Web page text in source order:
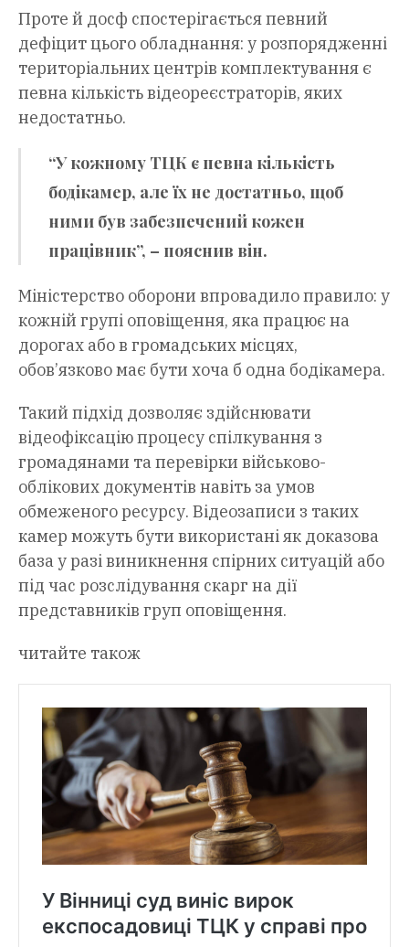
Проте й досф спостерігається певний
дефіцит цього обладнання: у розпорядженні
територіальних центрів комплектування є
певна кількість відеореєстраторів, яких
недостатньо.
“У кожному ТЦК є певна кількість
бодікамер, але їх не достатньо, щоб
ними був забезпечений кожен
працівник”, – пояснив він.
Міністерство оборони впровадило правило: у
кожній групі оповіщення, яка працює на
дорогах або в громадських місцях,
обов’язково має бути хоча б одна бодікамера.
Такий підхід дозволяє здійснювати
відеофіксацію процесу спілкування з
громадянами та перевірки військово-
облікових документів навіть за умов
обмеженого ресурсу. Відеозаписи з таких
камер можуть бути використані як доказова
база у разі виникнення спірних ситуацій або
під час розслідування скарг на дії
представників груп оповіщення.
читайте також